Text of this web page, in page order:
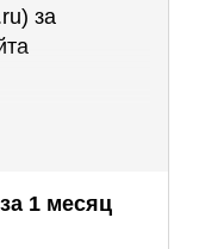
за
были
сразу
1 месяц